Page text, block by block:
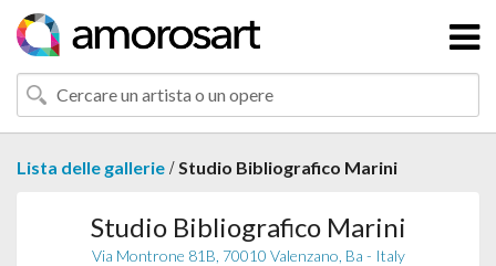
Lista delle gallerie /Studio Bibliografico Marini
Studio Bibliografico Marini
Via Montrone 81B, 70010 Valenzano, Ba - Italy